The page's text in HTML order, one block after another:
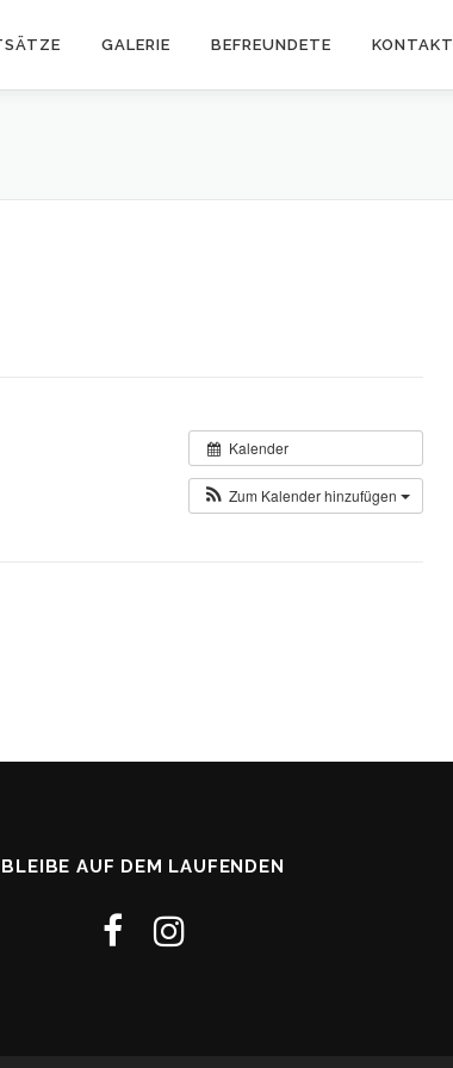
GALERIE BEFREUNDETE KONTAKT
Kalender
Zum Kalender hinzufügen
BLEIBE AUF DEM LAUFENDEN